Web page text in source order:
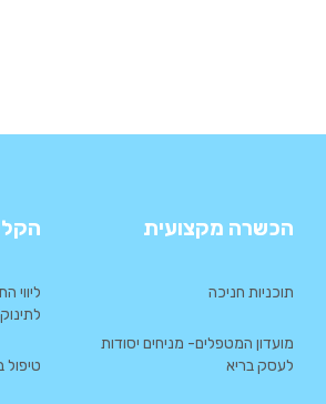
הכשרה מקצועית
תוכניות חניכה
מועדון המטפלים- מניחים יסודות
לעסק בריא
ליווי